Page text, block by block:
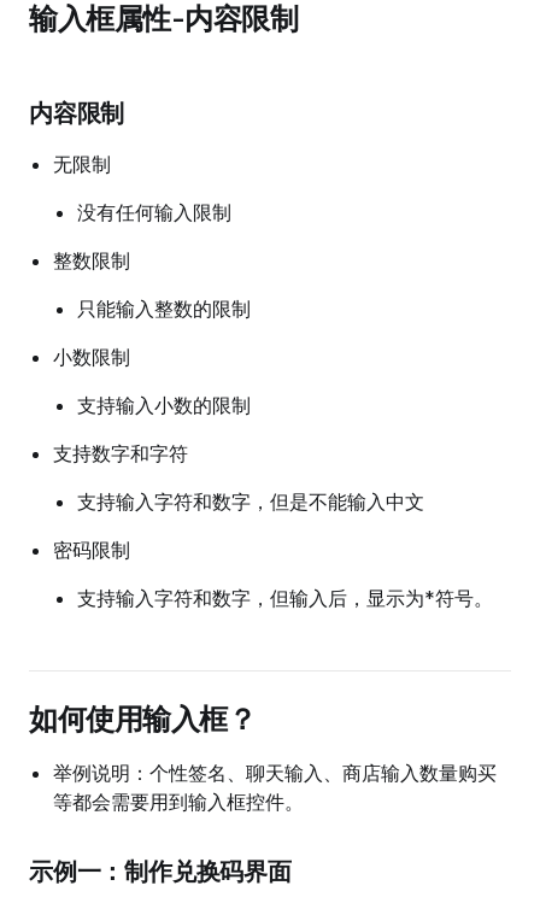
输入框属性-内容限制
内容限制
无限制
没有任何输入限制
整数限制
只能输入整数的限制
小数限制
支持输入小数的限制
支持数字和字符
支持输入字符和数字，但是不能输入中文
密码限制
支持输入字符和数字，但输入后，显示为*符号。
如何使用输入框？
举例说明：个性签名、聊天输入、商店输入数量购买
等都会需要用到输入框控件。
示例一：制作兑换码界面